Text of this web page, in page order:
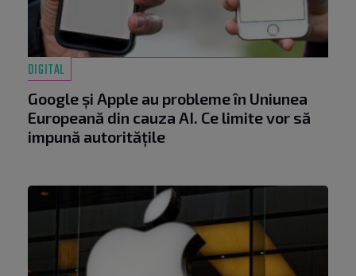
DIGITAL
Google și Apple au probleme în Uniunea
Europeană din cauza AI. Ce limite vor să
impună autoritățile